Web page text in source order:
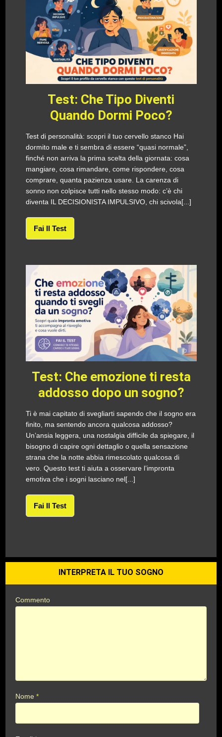
Test: Che Tipo Diventi
Quando Dormi Poco?
Test di personalità: scopri il tuo cervello stanco Hai
dormito male e ti sembra di essere “quasi normale”,
finché non arriva la prima scelta della giornata: cosa
mangiare, cosa rimandare, come rispondere, cosa
comprare, quanta pazienza usare. La carenza di
sonno non colpisce tutti nello stesso modo: c’è chi
diventa IL DECISIONISTA IMPULSIVO, chi scivola[...]
Fai Il Test
Test: Che emozione ti resta
addosso dopo un sogno?
Ti è mai capitato di svegliarti sapendo che il sogno era
finito, ma sentendo ancora qualcosa addosso?
Un’ansia leggera, una nostalgia difficile da spiegare, il
bisogno di capire ogni dettaglio o quella sensazione
strana che la notte abbia rimescolato qualcosa di
vero. Questo test ti aiuta a osservare l’impronta
emotiva che i sogni lasciano nel[...]
Fai Il Test
INTERPRETA IL TUO SOGNO
Commento
Nome*